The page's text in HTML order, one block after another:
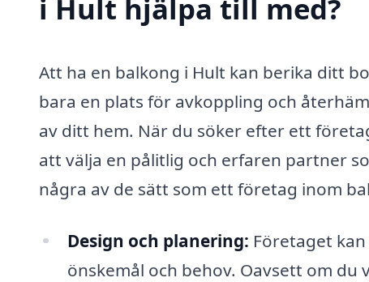
i Hult hjälpa till med?
Att ha en balkong i Hult kan berika ditt
bara en plats för avkoppling och
av ditt hem. När du söker efter ett
att välja en pålitlig och erfaren partner
några av de sätt som ett företag inom
Design och planering: Företaget
önskemål och behov. Oavsett om